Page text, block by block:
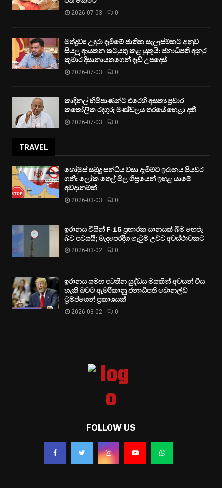
2026-07-03 0
මත්ද්‍රව්‍ය උදුරා දැමීමේ ජාතික සැලැස්මකට අනුව
සියලු ආයතන කටයුතු කළ යුතුයි: ජනාධිපති අනුර
කුමාර දිසානායකගෙන් දැඩි උපදෙස්
2026-07-03 0
කාදිනල් හිමිපාණන්ට එරෙහි අසත්‍ය ප්‍රචාර
කතෝලික රදගුරු මණ්ඩලය තරයේ හෙළා දකී
2026-07-03 0
TRAVEL
හෝමුස් සමුද්‍ර සන්ධිය වසා දැමීමට ඉරානය පියවර
ගනී: ලෝක තෙල් මිල ශීඝ්‍රයෙන් ඉහළ යාමේ
අවදානමක්
2026-03-03 0
ඉරානය විසින් F-15 ප්‍රහාරක යානයක් බිම හෙළූ
බව පවසයි; මැදපෙරදිග ගැටුම් උච්ච අවස්ථාවකට
2026-03-02 0
ඉරානය සමඟ පවතින යුද්ධය මසකින් අවසන් විය
හැකි බවට ඇමරිකානු ජනාධිපති ඩොනල්ඩ්
ට්‍රම්ප්ගෙන් ප්‍රකාශයක්
2026-03-02 0
FOLLOW US